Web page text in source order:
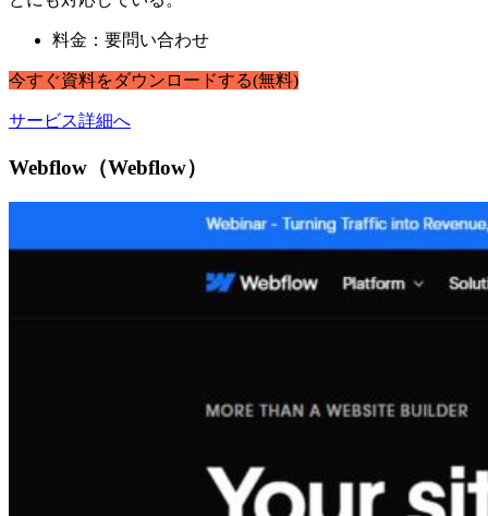
料金：要問い合わせ
今すぐ資料をダウンロードする(無料)
サービス詳細へ
Webflow（Webflow）